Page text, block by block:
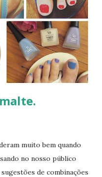
muito bem quando
no nosso público
de combinações